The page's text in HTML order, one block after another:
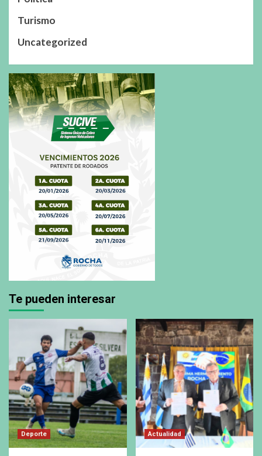
Turismo
Uncategorized
Te pueden interesar
Deporte Actualidad